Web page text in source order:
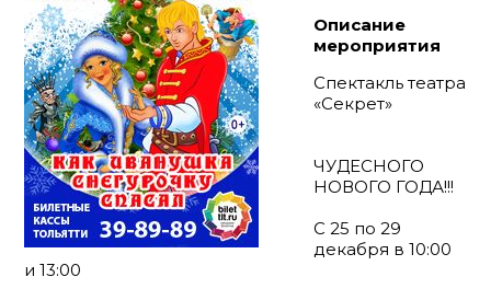
Описание
мероприятия
Спектакль театра
«Секрет»
ЧУДЕСНОГО
НОВОГО ГОДА!!!
С 25 по 29
декабря в 10:00
и 13:00